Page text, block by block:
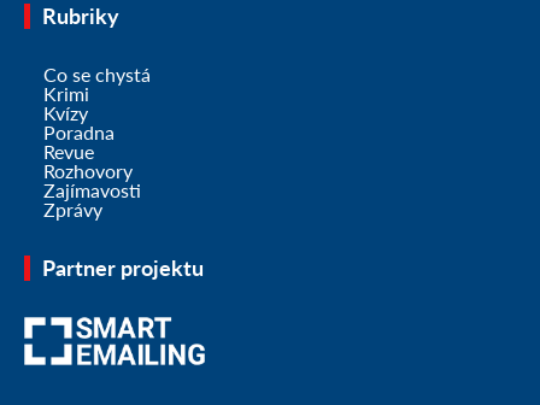
Rubriky
Co se chystá
Krimi
Kvízy
Poradna
Revue
Rozhovory
Zajímavosti
Zprávy
Partner projektu